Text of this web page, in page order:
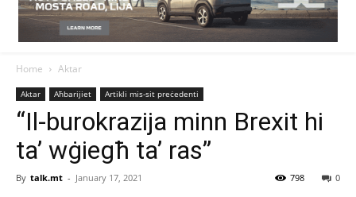
Home Aktar
Aktar Aħbarijiet Artikli mis-sit preċedenti
“Il-burokrazija minn Brexit hi
ta’ wġiegħ ta’ ras”
By talk.mt - January 17, 2021 0
798